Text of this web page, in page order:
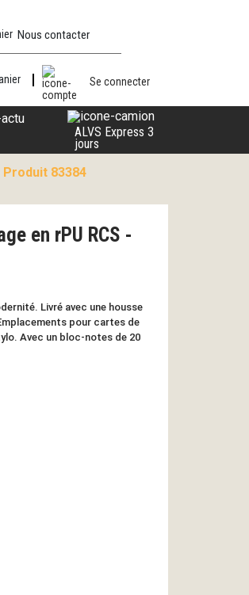
Nous contacter
Se connecter
ALVS Express 3
jours
Produit 83384
en rPU RCS -
Livré avec une housse
pour cartes de
Avec un bloc-notes de 20